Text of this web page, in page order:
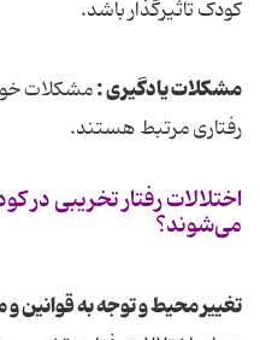
کودک تاثیرگذار باشد.
مشکلات یادگیری :مشکلات
رفتاری مرتبط هستند.
اختلالات رفتار تخریبی در
می‌شوند؟
تغییر محیط و توجه به قوانین